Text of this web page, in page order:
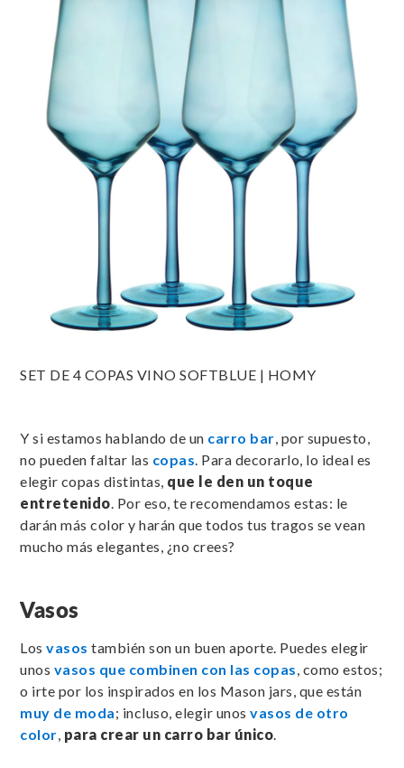
SET DE 4 COPAS VINO SOFTBLUE | HOMY
Y si estamos hablando de un carro bar, por supuesto,
no pueden faltar las copas. Para decorarlo, lo ideal es
elegir copas distintas, que le den un toque
entretenido. Por eso, te recomendamos estas: le
darán más color y harán que todos tus tragos se vean
mucho más elegantes, ¿no crees?
Vasos
Losvasos también son un buen aporte. Puedes elegir
unos vasos que combinen con las copas, como estos;
o irte por los inspirados en los Mason jars, que están
muy de moda; incluso, elegir unosvasos de otro
color, para crear un carro bar único.